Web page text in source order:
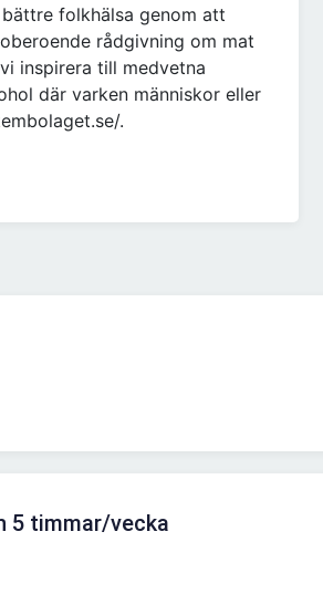
folkhälsa genom att
rådgivning om mat
inspirera till medvetna
där varken människor eller
.
5 timmar/vecka